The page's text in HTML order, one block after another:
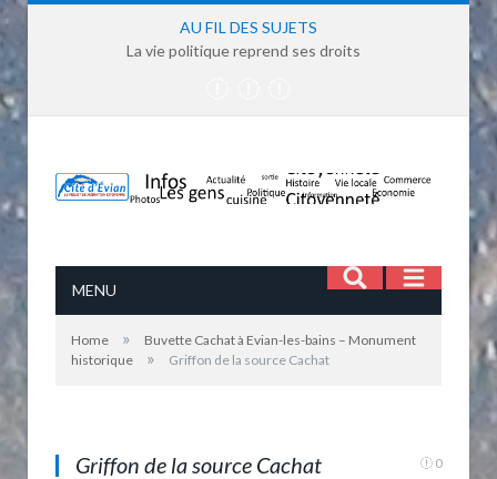
AU FIL DES SUJETS
La vie politique reprend ses droits
MENU
Home »
Buvette Cachat à Evian-les-bains – Monument
historique
» Griffon de la source Cachat
Griffon de la source Cachat 0